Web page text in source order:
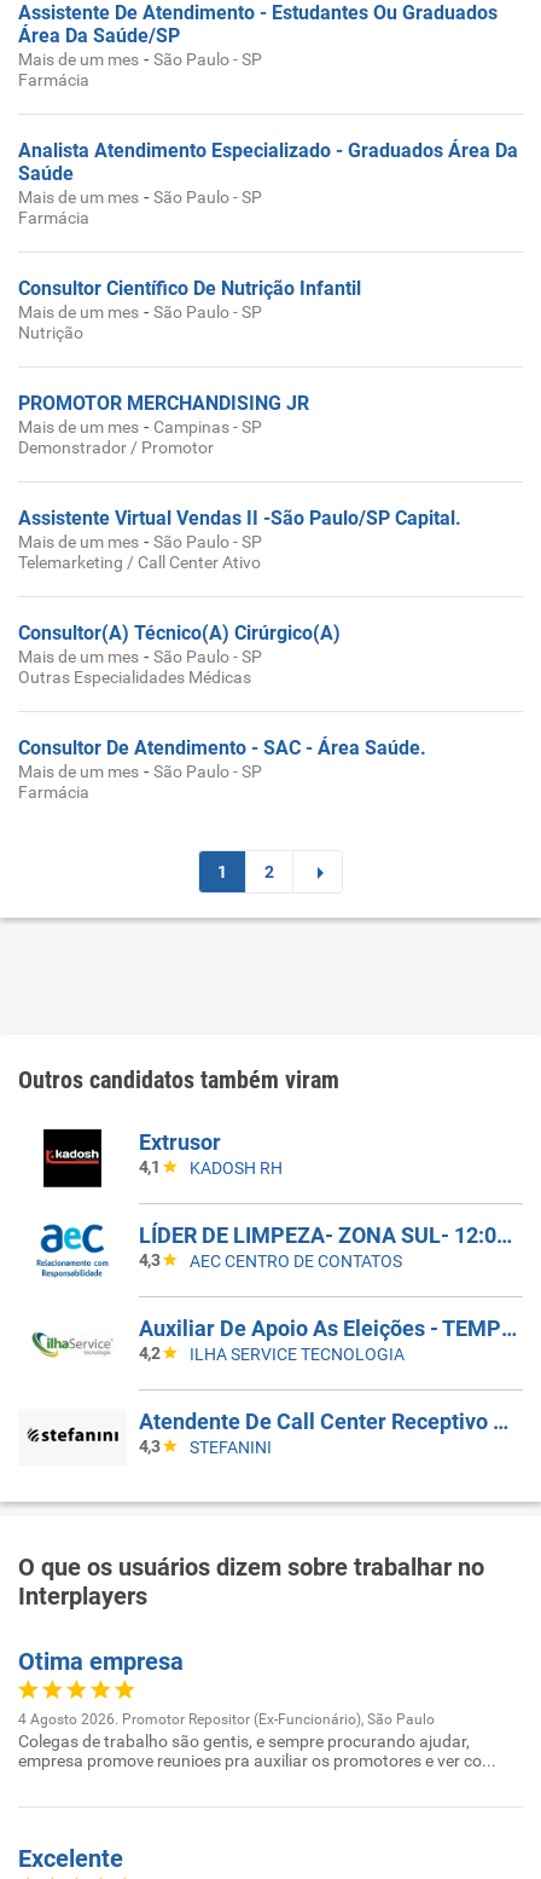
Assistente De Atendimento - Estudantes Ou Graduados
Área Da Saúde/SP
Mais de um mes -São Paulo - SP
Farmácia
Analista Atendimento Especializado - Graduados Área Da
Saúde
Mais de um mes -São Paulo - SP
Farmácia
Consultor Científico De Nutrição Infantil
Mais de um mes -São Paulo - SP
Nutrição
PROMOTOR MERCHANDISING JR
Mais de um mes - Campinas - SP
Demonstrador / Promotor
Assistente Virtual Vendas II -São Paulo/SP Capital.
Mais de um mes -São Paulo - SP
Telemarketing / Call Center Ativo
Consultor(A) Técnico(A) Cirúrgico(A)
Mais de um mes -São Paulo - SP
Outras Especialidades Médicas
Consultor De Atendimento - SAC - Área Saúde.
Mais de um mes -São Paulo - SP
Farmácia
1 2
Outros candidatos também viram
Extrusor
4,1 KADOSH RH
LÍDER DE LIMPEZA- ZONA SUL- 12:00 ÁS 22:00- 5X2
4,3 AEC CENTRO DE CONTATOS
Auxiliar De Apoio As Eleições - TEMPORÁRIO
4,2 ILHA SERVICE TECNOLOGIA
Atendente De Call Center Receptivo 5X2
4,3 STEFANINI
O que os usuários dizem sobre trabalhar no
Interplayers
Otima empresa
4 Agosto 2026. Promotor Repositor (Ex-Funcionário), São Paulo
Colegas de trabalho são gentis, e sempre procurando ajudar,
empresa promove reunioes pra auxiliar os promotores e ver co...
Excelente